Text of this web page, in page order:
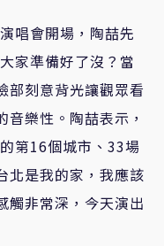
唱會開場，陶喆先
家準備好了沒？當
部刻意背光讓觀眾看
樂性。陶喆表示，
第16個城市、 33場
北是我的家，我應該
觸非常深，今天演出